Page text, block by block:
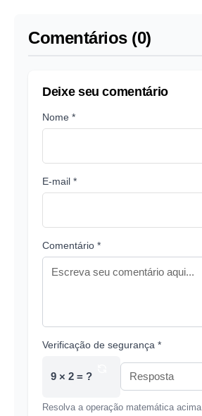
Comentários (0)
Deixe seu comentário
Nome *
E-mail *
Comentário *
Verificação de segurança *
9 × 2 = ?
Resolva a operação matemática acima